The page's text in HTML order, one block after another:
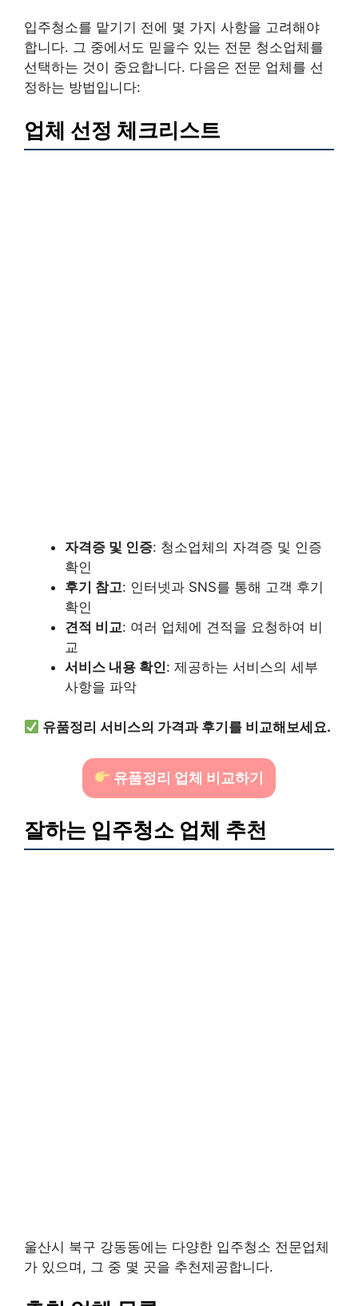
입주청소를 맡기기 전에 몇 가지 사항을 고려해야
합니다. 그 중에서도 믿을수 있는 전문 청소업체를
선택하는 것이 중요합니다. 다음은 전문 업체를 선
정하는 방법입니다:
업체 선정 체크리스트
자격증 및 인증: 청소업체의 자격증 및 인증
확인
후기 참고: 인터넷과 SNS를 통해 고객 후기
확인
견적 비교: 여러 업체에 견적을 요청하여 비
교
서비스 내용 확인: 제공하는 서비스의 세부
사항을 파악
유품정리 서비스의 가격과 후기를 비교해보세요.
유품정리 업체 비교하기
잘하는 입주청소 업체 추천
울산시 북구 강동동에는 다양한 입주청소 전문업체
가 있으며, 그 중 몇 곳을 추천제공합니다.